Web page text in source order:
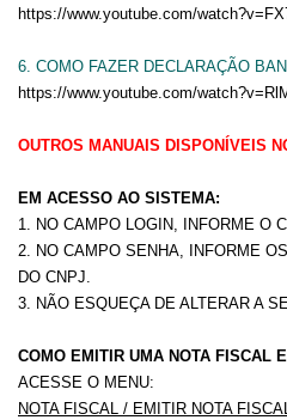
https://www.youtube.com/
6. COMO FAZER DECLARAÇÃO
https://www.youtube.com/
OUTROS MANUAIS DISPONÍVEIS
EM ACESSO AO SISTEMA:
1. NO CAMPO LOGIN, INFORME O
2. NO CAMPO SENHA, INFORME
DO CNPJ.
3. NÃO ESQUEÇA DE ALTERAR A
COMO EMITIR UMA NOTA FISCAL
ACESSE O MENU:
NOTA FISCAL / EMITIR NOTA